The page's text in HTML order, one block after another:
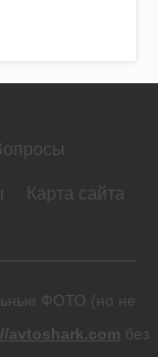
Карта сайта
ФОТО (но не
avtoshark.com без